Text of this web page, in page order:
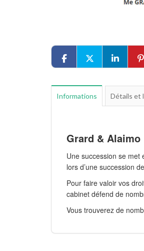
Informations Détails et
Grard &
Une succession se met
lors d’une succession
Pour faire valoir vos
cabinet défend de
Vous trouverez de